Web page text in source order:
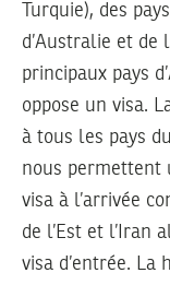
Turquie), des
d’Australie et de
principaux pays
oppose un visa.
à tous les pays
nous permettent
visa à l’arrivée
de l’Est et l’Iran
visa d’entrée. La